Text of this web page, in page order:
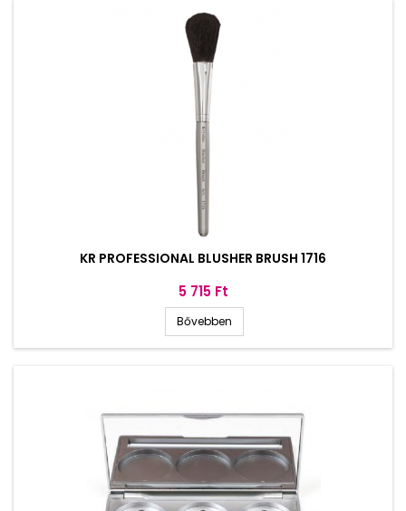
KR PROFESSIONAL BLUSHER BRUSH 1716
Ár
5 715 Ft
Bővebben